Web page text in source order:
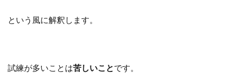
という風に解釈します。
試練が多いことは苦しいことです。